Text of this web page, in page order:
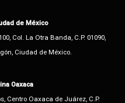
de México
Col. La Otra Banda, C.P. 01090,
Ciudad de México.
Oaxaca
Centro Oaxaca de Juárez, C.P.